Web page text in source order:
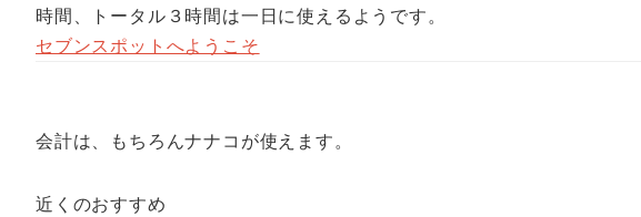
時間、トータル３時間は一日に使えるようです。
セブンスポットへようこそ
会計は、もちろんナナコが使えます。
近くのおすすめ